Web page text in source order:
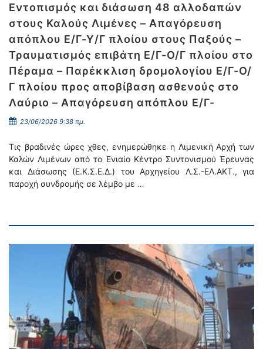
Εντοπισμός και διάσωση 48 αλλοδαπών
στους Καλούς Λιμένες – Απαγόρευση
απόπλου Ε/Γ-Υ/Γ πλοίου στους Παξούς –
Τραυματισμός επιβάτη Ε/Γ-Ο/Γ πλοίου στο
Πέραμα – Παρέκκλιση δρομολογίου Ε/Γ-Ο/
Γ πλοίου προς αποβίβαση ασθενούς στο
Λαύριο – Απαγόρευση απόπλου Ε/Γ-
23/06/2026 9:38 πμ.
Τις βραδινές ώρες χθες, ενημερώθηκε η Λιμενική Αρχή των
Καλών Λιμένων από το Ενιαίο Κέντρο Συντονισμού Έρευνας
και Διάσωσης (Ε.Κ.Σ.Ε.Δ.) του Αρχηγείου Λ.Σ.-ΕΛ.ΑΚΤ., για
παροχή συνδρομής σε λέμβο με …